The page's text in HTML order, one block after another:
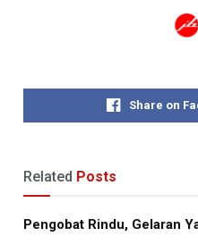
Share on
Related Posts
Pengobat Rindu, Gelaran